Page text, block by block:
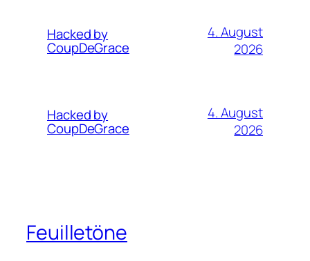
Hacked by
CoupDeGrace
4. August
2026
Hacked by
CoupDeGrace
4. August
2026
Feuilletöne